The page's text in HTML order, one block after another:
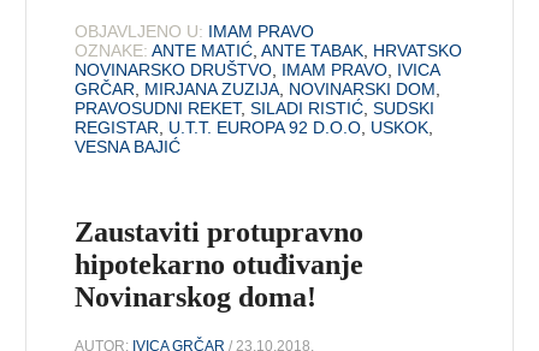
OBJAVLJENO U: IMAM PRAVO
OZNAKE: ANTE MATIĆ ,ANTE TABAK HRVATSKO
NOVINARSKO DRUŠTVO IMAM PRAVO IVICA
GRČAR
MIRJANA ZUZIJA NOVINARSKI DOM
PRAVOSUDNI REKET,SILADI RISTIĆ ,SUDSKI
REGISTAR
U.T.T. EUROPA 92 D.O.O USKOK
VESNA BAJIĆ
Zaustaviti protupravno
hipotekarno otuđivanje
Novinarskog doma!
AUTOR: IVICA GRČAR / 23.10.2018.